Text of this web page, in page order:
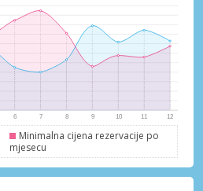
Minimalna cijena rezervacije po
mjesecu